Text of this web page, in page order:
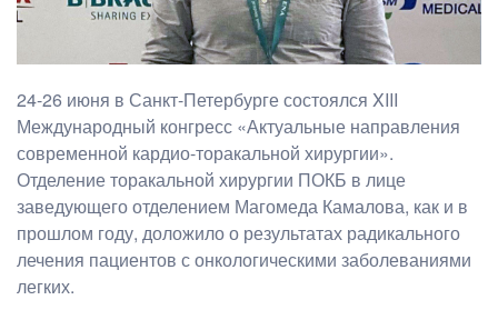
24-26 июня в Санкт-Петербурге состоялся XIII
Международный конгресс «Актуальные направления
современной кардио-торакальной хирургии».
Отделение торакальной хирургии ПОКБ в лице
заведующего отделением Магомеда Камалова, как и в
прошлом году, доложило о результатах радикального
лечения пациентов с онкологическими заболеваниями
легких.